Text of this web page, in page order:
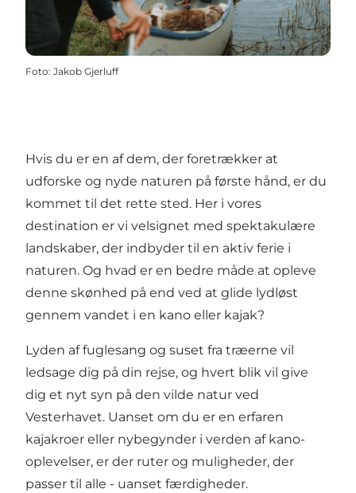
Foto: Jakob Gjerluff
Hvis du er en af dem, der foretrækker at
udforske og nyde naturen på første hånd, er du
kommet til det rette sted. Her i vores
destination er vi velsignet med spektakulære
landskaber, der indbyder til en aktiv ferie i
naturen. Og hvad er en bedre måde at opleve
denne skønhed på end ved at glide lydløst
gennem vandet i en kano eller kajak?
Lyden af fuglesang og suset fra træerne vil
ledsage dig på din rejse, og hvert blik vil give
dig et nyt syn på den vilde natur ved
Vesterhavet. Uanset om du er en erfaren
kajakroer eller nybegynder i verden af ​​kano-
oplevelser, er der ruter og muligheder, der
passer til alle - uanset færdigheder.